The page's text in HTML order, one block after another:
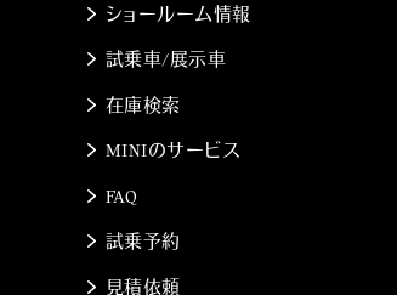
ショールーム情報
試乗車/展示車
在庫検索
MINIのサービス
FAQ
試乗予約
見積依頼